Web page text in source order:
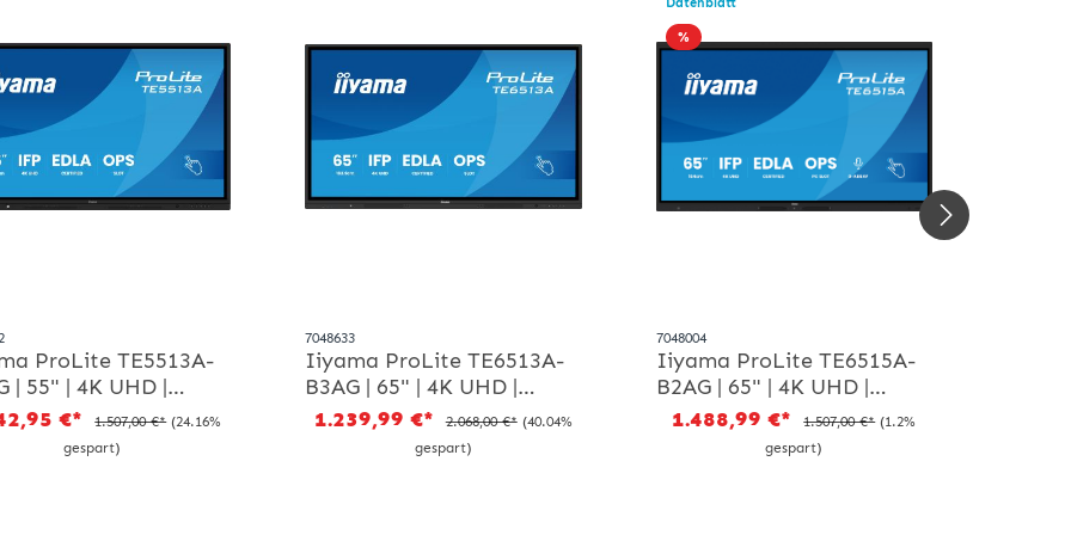
ProLite TE5513A-
| 55" | 4K UHD |
Display
€* 1.507,00 €* (24.16%
gespart)
7048633
Iiyama ProLite TE6513A-
B3AG | 65" | 4K UHD |
Whiteboard Display
1.239,99 €* 2.068,00 €* (40.04%
gespart)
%
7048004
Iiyama ProLite TE6515A-
B2AG | 65" | 4K UHD |
Whiteboard Display
1.488,99 €* 1.507,00 €* (1.2%
gespart)